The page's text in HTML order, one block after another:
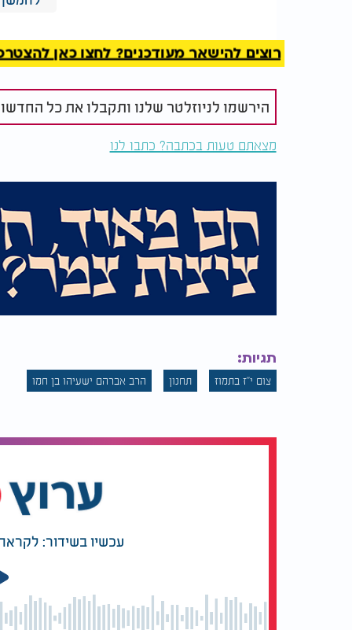
רוצים להישאר מעודכנים? לחצו כאן להצטרפות
הירשמו לניוזלטר שלנו ותקבלו את כל
מצאתם טעות בכתבה? כתבו לנו
תגיות:
צום י"ז בתמוז תחנון הרב אברהם ישעיהו בן חמו
עכשיו בשידור: